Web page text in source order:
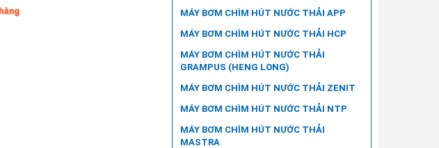
MÁY BƠM CHÌM HÚT NƯỚC THẢI APP
MÁY BƠM CHÌM HÚT NƯỚC THẢI HCP
MÁY BƠM CHÌM HÚT NƯỚC THẢI
GRAMPUS (HENG LONG)
MÁY BƠM CHÌM HÚT NƯỚC THẢI ZENIT
MÁY BƠM CHÌM HÚT NƯỚC THẢI NTP
MÁY BƠM CHÌM HÚT NƯỚC THẢI
MASTRA